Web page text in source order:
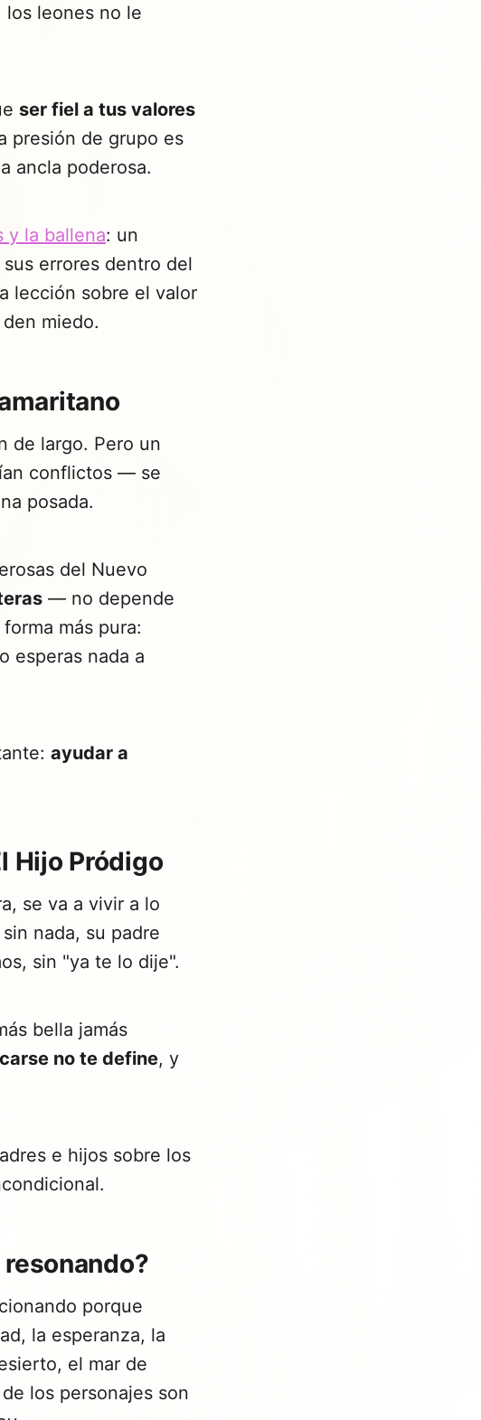
los leones no le
ser fiel a tus valores
presión de grupo es
ancla poderosa.
y la ballena: un
errores dentro del
lección sobre el valor
miedo.
de largo. Pero un
conflictos — se
posada.
del Nuevo
— no depende
más pura:
esperas nada a
ayudar a
Hijo Pródigo
se va a vivir a lo
nada, su padre
sin "ya te lo dije".
bella jamás
no te define, y
e hijos sobre los
porque
la esperanza, la
el mar de
los personajes son